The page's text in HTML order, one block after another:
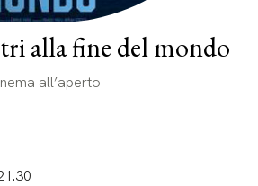
alla fine del mondo
all’aperto